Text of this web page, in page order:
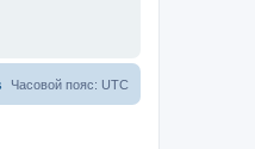
Часовой пояс: UTC